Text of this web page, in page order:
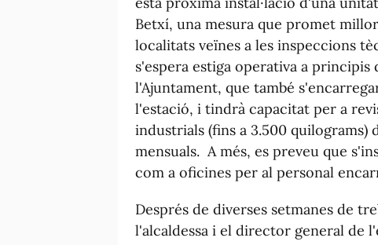
Betxí, una mesura que promet
localitats veïnes a les inspeccions
s'espera estiga operativa a
l'Ajuntament, que també
l'estació, i tindrà capacitat per a
industrials (fins a 3.500 quilograms)
mensuals. A més, es preveu que
com a oficines per al personal
Després de diverses setmanes de
l'alcaldessa i el director general de